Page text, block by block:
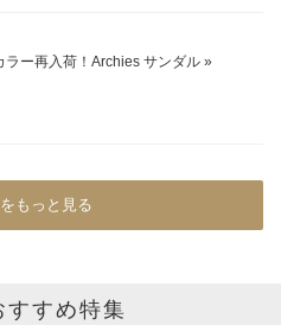
もっと見る
すめ特集